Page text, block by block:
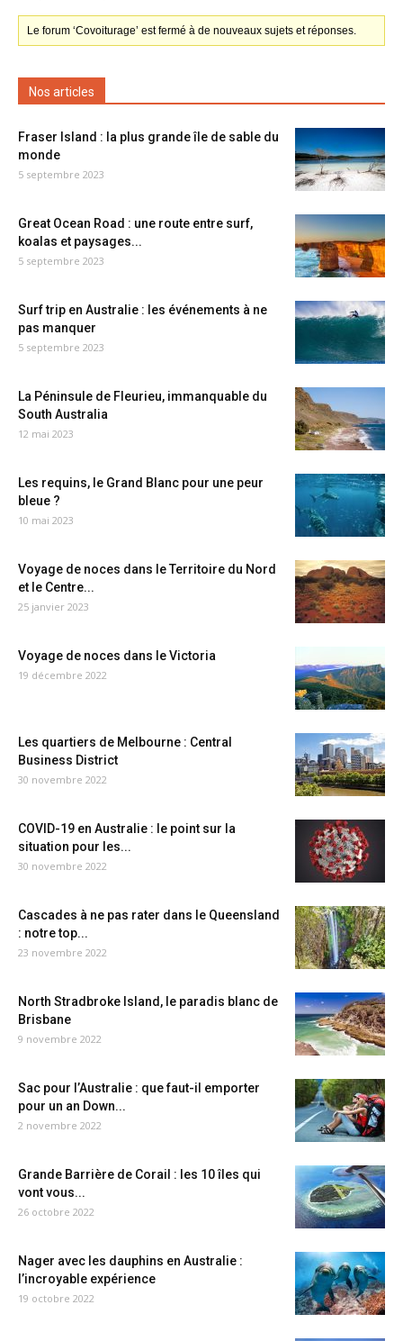
Le forum ‘Covoiturage’ est fermé à de nouveaux sujets et réponses.
Nos articles
Fraser Island : la plus grande île de sable du
monde
5 septembre 2023
Great Ocean Road : une route entre surf,
koalas et paysages...
5 septembre 2023
Surf trip en Australie : les événements à ne
pas manquer
5 septembre 2023
La Péninsule de Fleurieu, immanquable du
South Australia
12 mai 2023
Les requins, le Grand Blanc pour une peur
bleue ?
10 mai 2023
Voyage de noces dans le Territoire du Nord
et le Centre...
25 janvier 2023
Voyage de noces dans le Victoria
19 décembre 2022
Les quartiers de Melbourne : Central
Business District
30 novembre 2022
COVID-19 en Australie : le point sur la
situation pour les...
30 novembre 2022
Cascades à ne pas rater dans le Queensland
: notre top...
23 novembre 2022
North Stradbroke Island, le paradis blanc de
Brisbane
9 novembre 2022
Sac pour l’Australie : que faut-il emporter
pour un an Down...
2 novembre 2022
Grande Barrière de Corail : les 10 îles qui
vont vous...
26 octobre 2022
Nager avec les dauphins en Australie :
l’incroyable expérience
19 octobre 2022